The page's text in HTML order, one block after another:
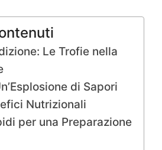
Le Trofie nella
di Sapori
Nutrizionali
per una Preparazione